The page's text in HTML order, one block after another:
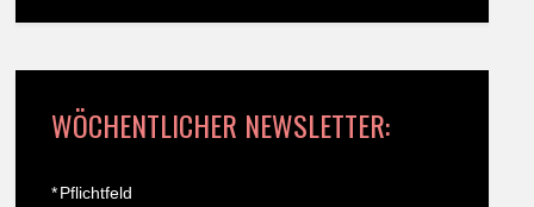
WÖCHENTLICHER NEWSLETTER:
*Pflichtfeld